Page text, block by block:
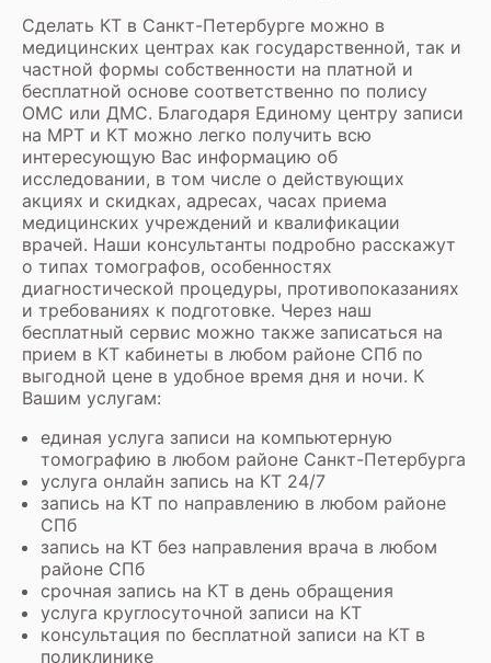
Сделать КТ в Санкт-Петербурге можно в
медицинских центрах как государственной, так и
частной формы собственности на платной и
бесплатной основе соответственно по полису
ОМС или ДМС. Благодаря Единому центру записи
на МРТ и КТ можно легко получить всю
интересующую Вас информацию об
исследовании, в том числе о действующих
акциях и скидках, адресах, часах приема
медицинских учреждений и квалификации
врачей. Наши консультанты подробно расскажут
о типах томографов, особенностях
диагностической процедуры, противопоказаниях
и требованиях к подготовке. Через наш
бесплатный сервис можно также записаться на
прием в КТ кабинеты в любом районе СПб по
выгодной цене в удобное время дня и ночи. К
Вашим услугам:
единая услуга записи на компьютерную
томографию в любом районе Санкт-Петербурга
услуга онлайн запись на КТ 24/7
запись на КТ по направлению в любом районе
СПб
запись на КТ без направления врача в любом
районе СПб
срочная запись на КТ в день обращения
услуга круглосуточной записи на КТ
консультация по бесплатной записи на КТ в
поликлинике